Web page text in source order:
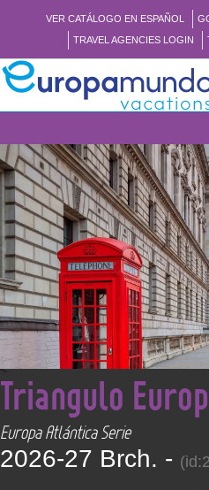
VER CATÁLOGO EN ESPAÑOL
TRAVEL AGENCIES LOGIN
WHERE
Find
⚠️ Notice:
<
Triangulo
Europa Atlántica Serie
2026-27 Brch. -